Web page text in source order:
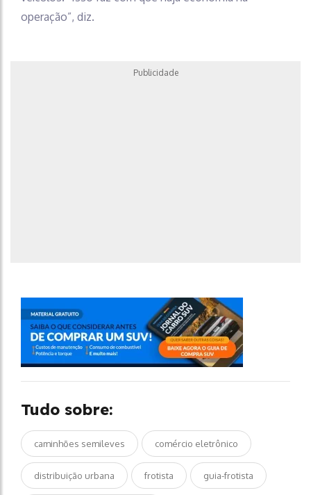
operação”, diz.
Publicidade
Tudo sobre:
caminhões semileves comércio eletrônico
distribuição urbana frotista guia-frotista